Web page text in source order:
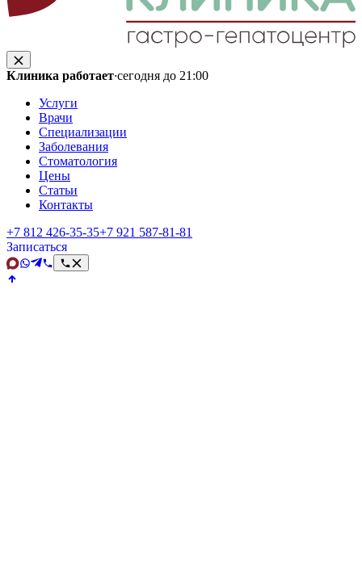
Клиника работает·сегодня до 21:00
Услуги
Врачи
Специализации
Заболевания
Стоматология
Цены
Статьи
Контакты
+7 812 426‑35‑35+7 921 587‑81‑81
Записаться